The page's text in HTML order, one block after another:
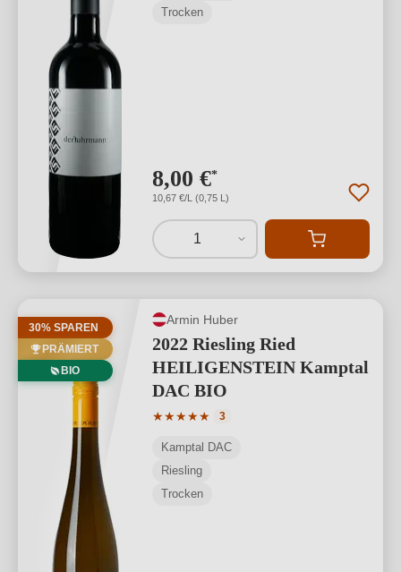
Trocken
8,00 €*
10,67 €/L (0,75 L)
1
30% SPAREN
PRÄMIERT
BIO
Armin Huber
2022 Riesling Ried
HEILIGENSTEIN Kamptal
DAC BIO
★★★★★
Durchschnittliche Bewertung von 5
3
Kamptal DAC
Riesling
Trocken